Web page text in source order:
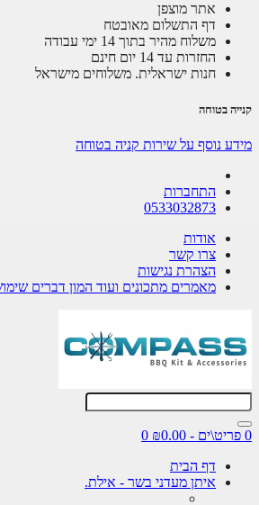
אתר מוצפן
דף התשלום מאובטח
משלוח מהיר בתוך 14 ימי עבודה
החזרות עד 14 יום חינם
חנות ישראלית. משלוחים מישראל
בטוחה
נוסף על שירות קניה בטוחה
התחברות
0533032873
אודות
צרו קשר
הצהרת נגישות
מאמרים מתכונים ועוד המון דברים שימושיים
0
דף הבית
איתן מעדני בשר - אילת.